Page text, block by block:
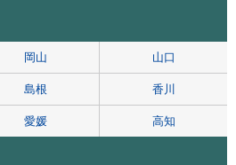
岡山 山口
島根 香川
愛媛 高知